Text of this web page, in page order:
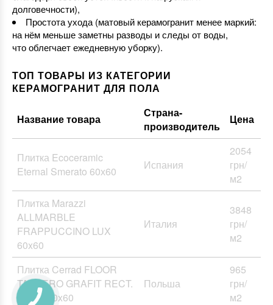
долговечности),
Простота ухода (матовый керамогранит менее маркий:
на нём меньше заметны разводы и следы от воды,
что облегчает ежедневную уборку).
ТОП ТОВАРЫ ИЗ КАТЕГОРИИ
КЕРАМОГРАНИТ ДЛЯ ПОЛА
Название товара
Страна-
производитель
Цена
Плитка Ecoceramic
Eternal Smerato 60х60
Испания
2054
грн/
м2
Плитка Marazzi
ALLMARBLE
FRAPPUCCINO LUX
60x60
Италия
3848
грн/
м2
Плитка Cerrad FLOOR
TASSERO GRAFIT RECT.
21236 30x60
Польша
965
грн/
м2